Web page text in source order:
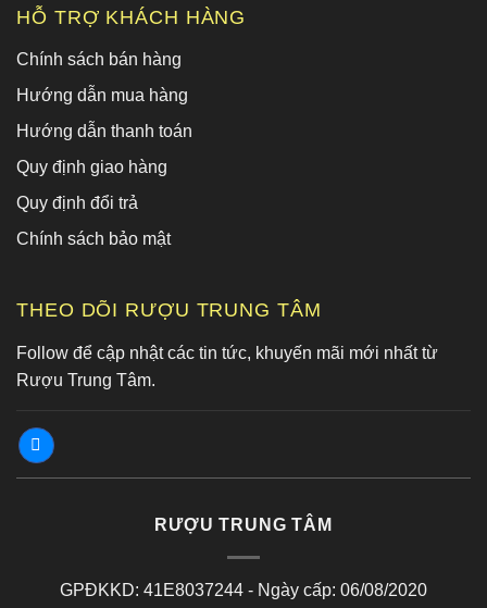
HỖ TRỢ KHÁCH HÀNG
Chính sách bán hàng
Hướng dẫn mua hàng
Hướng dẫn thanh toán
Quy định giao hàng
Quy định đổi trả
Chính sách bảo mật
THEO DÕI RƯỢU TRUNG TÂM
Follow để cập nhật các tin tức, khuyến mãi mới nhất từ
Rượu Trung Tâm.
RƯỢU TRUNG TÂM
GPĐKKD: 41E8037244 - Ngày cấp: 06/08/2020